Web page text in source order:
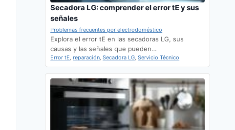
Secadora LG: comprender el error tE y sus
señales
Problemas frecuentes por electrodoméstico
Explora el error tE en las secadoras LG, sus
causas y las señales que pueden…
Error tE,reparación,Secadora LG,Servicio Técnico